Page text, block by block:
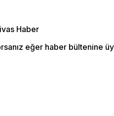
eğer haber bültenine